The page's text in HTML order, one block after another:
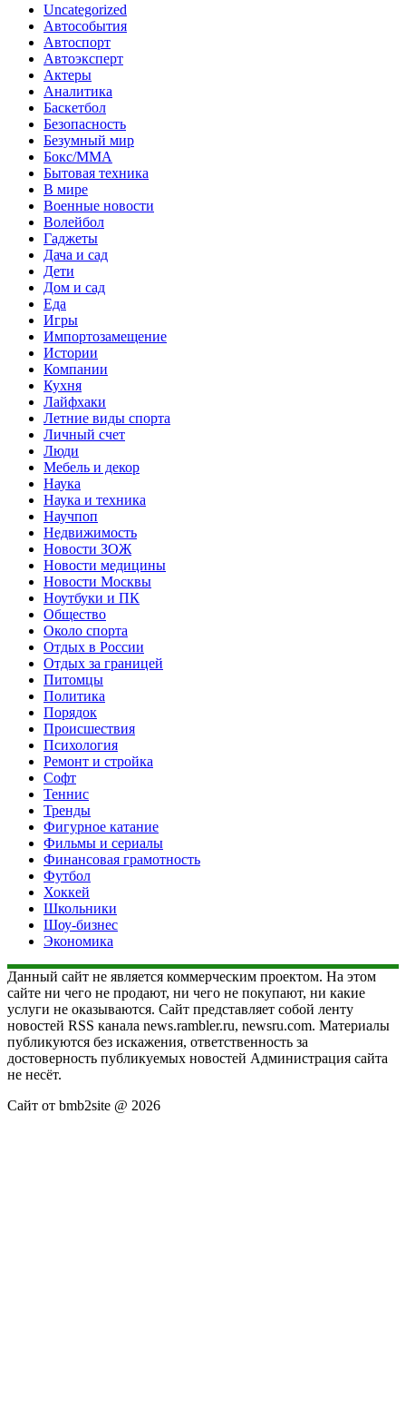
Uncategorized
Автособытия
Автоспорт
Автоэксперт
Актеры
Аналитика
Баскетбол
Безопасность
Безумный мир
Бокс/MMA
Бытовая техника
В мире
Военные новости
Волейбол
Гаджеты
Дача и сад
Дети
Дом и сад
Еда
Игры
Импортозамещение
Истории
Компании
Кухня
Лайфхаки
Летние виды спорта
Личный счет
Люди
Мебель и декор
Наука
Наука и техника
Научпоп
Недвижимость
Новости ЗОЖ
Новости медицины
Новости Москвы
Ноутбуки и ПК
Общество
Около спорта
Отдых в России
Отдых за границей
Питомцы
Политика
Порядок
Происшествия
Психология
Ремонт и стройка
Софт
Теннис
Тренды
Фигурное катание
Фильмы и сериалы
Финансовая грамотность
Футбол
Хоккей
Школьники
Шоу-бизнес
Экономика
Данный сайт не является коммерческим проектом. На этом
сайте ни чего не продают, ни чего не покупают, ни какие
услуги не оказываются. Сайт представляет собой ленту
новостей RSS канала news.rambler.ru, newsru.com. Материалы
публикуются без искажения, ответственность за
достоверность публикуемых новостей Администрация сайта
не несёт.
Сайт от bmb2site @ 2026